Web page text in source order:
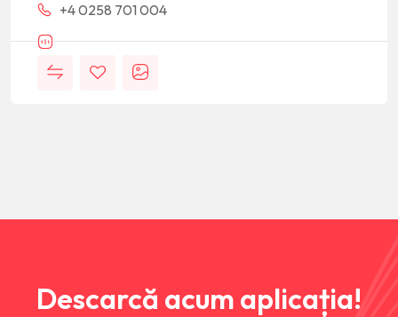
+4 0258 701 004
Descarcă acum aplicația!